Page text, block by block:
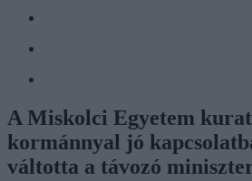
A Miskolci Egyetem
kormánnyal jó
váltotta a távozó